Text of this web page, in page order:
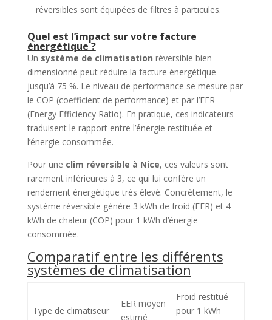
réversibles sont équipées de filtres à particules.
Quel est l’impact sur votre facture
énergétique ?
Un système de climatisation réversible bien
dimensionné peut réduire la facture énergétique
jusqu’à 75 %. Le niveau de performance se mesure par
le COP (coefficient de performance) et par l’EER
(Energy Efficiency Ratio). En pratique, ces indicateurs
traduisent le rapport entre l’énergie restituée et
l’énergie consommée.
Pour une clim réversible à Nice, ces valeurs sont
rarement inférieures à 3, ce qui lui confère un
rendement énergétique très élevé. Concrètement, le
système réversible génère 3 kWh de froid (EER) et 4
kWh de chaleur (COP) pour 1 kWh d’énergie
consommée.
Comparatif entre les différents
systèmes de climatisation
Type de climatiseur
EER moyen
estimé
Froid restitué
pour 1 kWh